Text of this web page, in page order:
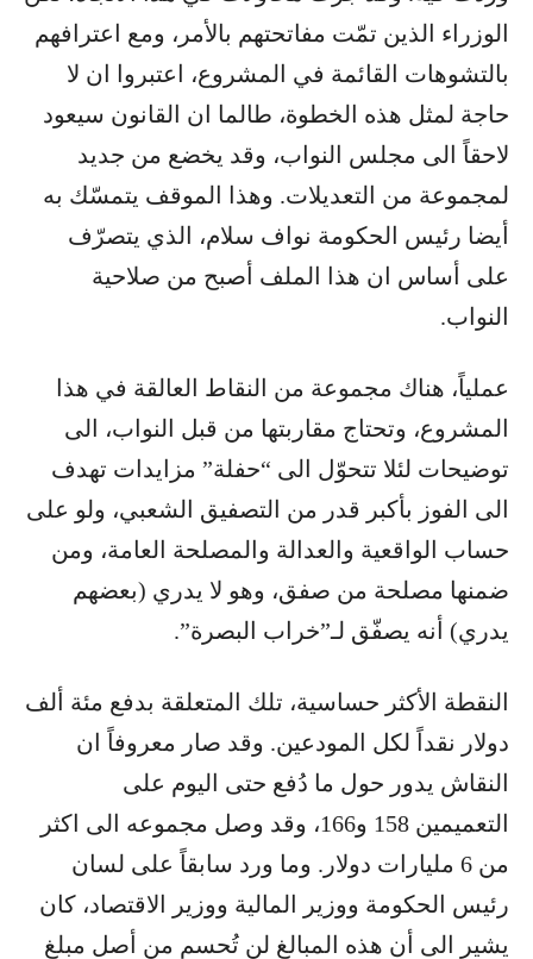
الوزراء الذين تمّت مفاتحتهم بالأمر، ومع اعترافهم
بالتشوهات القائمة في المشروع، اعتبروا ان لا
حاجة لمثل هذه الخطوة، طالما ان القانون سيعود
لاحقاً الى مجلس النواب، وقد يخضع من جديد
لمجموعة من التعديلات. وهذا الموقف يتمسّك به
أيضا رئيس الحكومة نواف سلام، الذي يتصرّف
على أساس ان هذا الملف أصبح من صلاحية
النواب.
عملياً، هناك مجموعة من النقاط العالقة في هذا
المشروع، وتحتاج مقاربتها من قبل النواب، الى
توضيحات لئلا تتحوّل الى “حفلة” مزايدات تهدف
الى الفوز بأكبر قدر من التصفيق الشعبي، ولو على
حساب الواقعية والعدالة والمصلحة العامة، ومن
ضمنها مصلحة من صفق، وهو لا يدري (بعضهم
يدري) أنه يصفّق لـ”خراب البصرة”.
النقطة الأكثر حساسية، تلك المتعلقة بدفع مئة ألف
دولار نقداً لكل المودعين. وقد صار معروفاً ان
النقاش يدور حول ما دُفع حتى اليوم على
التعميمين 158 و166، وقد وصل مجموعه الى اكثر
من 6 مليارات دولار. وما ورد سابقاً على لسان
رئيس الحكومة ووزير المالية ووزير الاقتصاد، كان
يشير الى أن هذه المبالغ لن تُحسم من أصل مبلغ